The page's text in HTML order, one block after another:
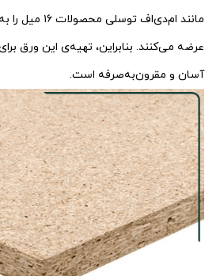
مانند ام‌دی‌اف
عرضه می‌کنند. بنابراین، تهیه‌ی این ورق
آسان و مقرون‌به‌صرفه است.